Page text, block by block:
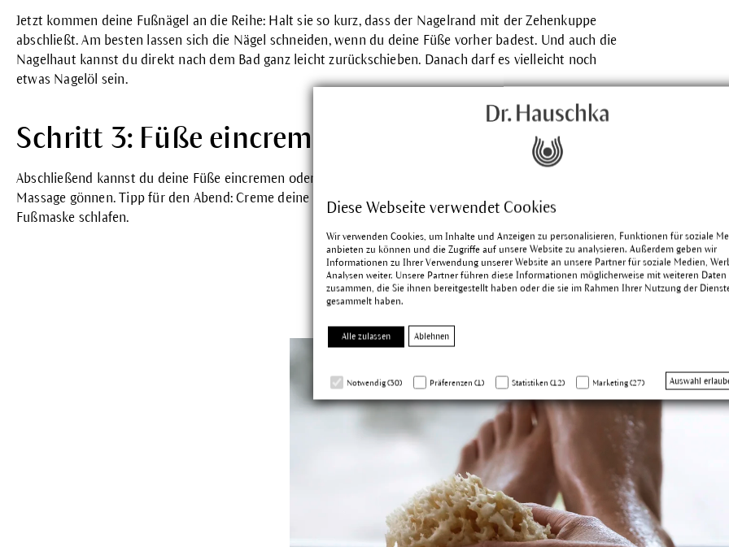
Diese Webseite verwendet Cookies
Wir verwenden Cookies, um Inhalte und Anzeigen zu personalisieren, Funktionen für soziale
anbieten zu können und die Zugriffe auf unsere Website zu analysieren. Außerdem geben wir
Informationen zu Ihrer Verwendung unserer Website an unsere Partner für soziale Medien,
Analysen weiter. Unsere Partner führen diese Informationen möglicherweise mit weiteren Daten
zusammen, die Sie ihnen bereitgestellt haben oder die sie im Rahmen Ihrer Nutzung der
gesammelt haben.
Alle zulassen Ablehnen
Notwendig (30) Präferenzen (1) Statistiken (12) Marketing (27) Auswahl
Jetzt kommen deine Fußnägel an die Reihe: Halt sie so kurz, dass der Nagelrand mit der Zehenkuppe
abschließt. Am besten lassen sich die Nägel schneiden, wenn du deine Füße vorher badest. Und auch die
Nagelhaut kannst du direkt nach dem Bad ganz leicht zurückschieben. Danach darf es vielleicht noch
etwas Nagelöl sein.
Schritt 3: Füße eincremen.
Abschließend kannst du deine Füße eincremen oder einölen und ihnen bei dieser Gelegenheit eine kleine
Massage gönnen. Tipp für den Abend: Creme deine Füße ein, zieh Socken über und geh mit deiner
Fußmaske schlafen.